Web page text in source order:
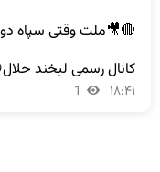
کانال رسمی لبخند
1 ۱۸:۴۱